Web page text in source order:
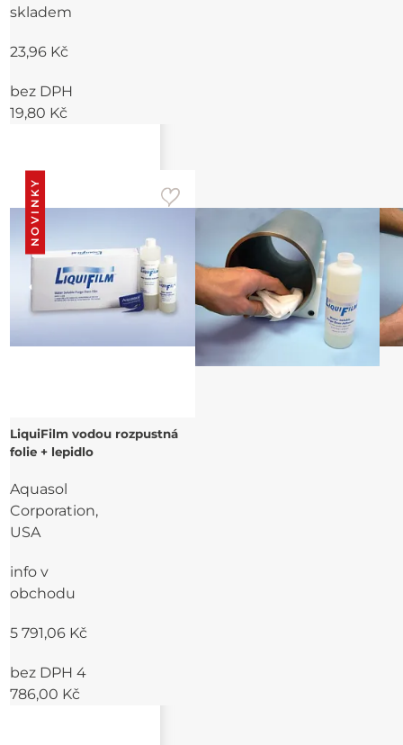
skladem
23,96 Kč
bez DPH
19,80 Kč
NOVINKY
LiquiFilm vodou rozpustná
folie + lepidlo
Aquasol
Corporation,
USA
info v
obchodu
5 791,06 Kč
bez DPH 4
786,00 Kč